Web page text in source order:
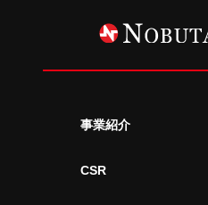
事業紹介
CSR